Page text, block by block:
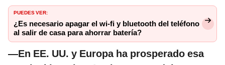
PUEDES VER:
¿Es necesario apagar el wi-fi y bluetooth del teléfono
al salir de casa para ahorrar batería?
—En EE. UU. y Europa ha prosperado esa